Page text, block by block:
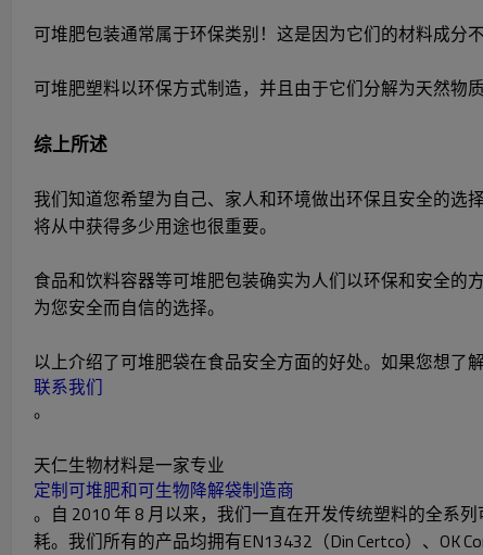
可堆肥包装通常属于环保类别！这是因为它们的材料成分
可堆肥塑料以环保方式制造，并且由于它们分解为天然物
综上所述
我们知道您希望为自己、家人和环境做出环保且安全的选
将从中获得多少用途也很重要。
食品和饮料容器等可堆肥包装确实为人们以环保和安全
为您安全而自信的选择。
以上介绍了可堆肥袋在食品安全方面的好处。如果您想了
联系我们
。
天仁生物材料是一家专业
定制可堆肥和可生物降解袋制造商
。自 2010 年 8 月以来，我们一直在开发传统塑料的全系
耗。我们所有的产品均拥有EN13432（Din Certco）、OK